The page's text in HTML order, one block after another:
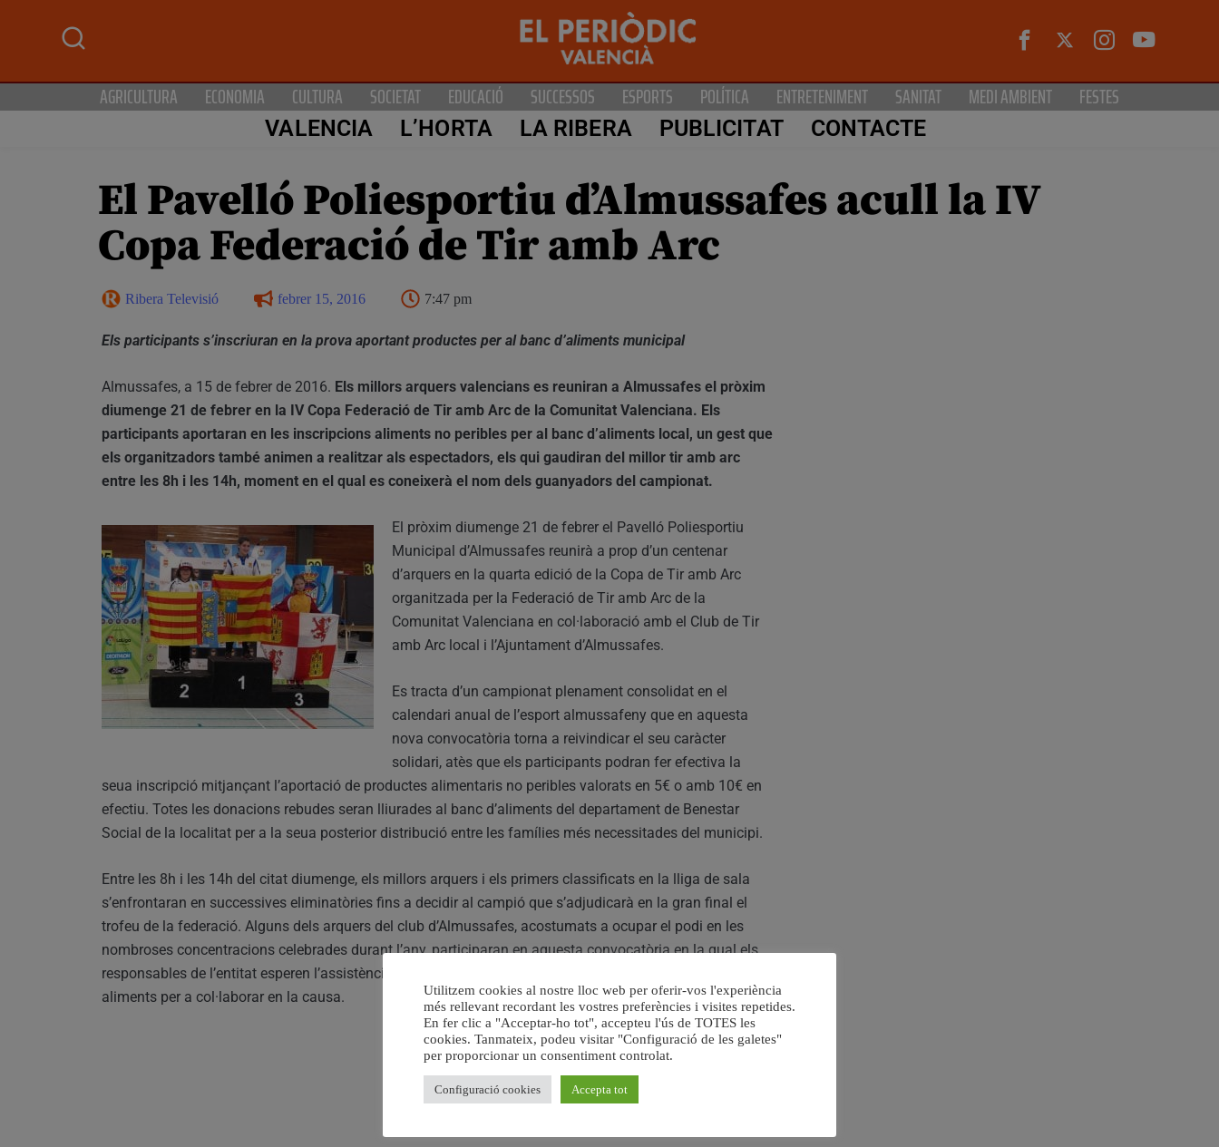
AGRICULTURA ECONOMIA CULTURA SOCIETAT EDUCACIÓ SUCCESSOS ESPORTS POLÍTICA ENTRETENIMENT SANITAT MEDI AMBIENT FESTES
VALENCIA L’HORTA LA RIBERA PUBLICITAT CONTACTE
El Pavelló Poliesportiu d’Almussafes acull la IV
Copa Federació de Tir amb Arc
Ribera Televisió febrer 15, 2016 7:47 pm
Els participants s’inscriuran en la prova aportant productes per al banc d’aliments municipal
Almussafes, a 15 de febrer de 2016. Els millors arquers valencians es reuniran a Almussafes el pròxim
diumenge 21 de febrer en la IV Copa Federació de Tir amb Arc de la Comunitat Valenciana. Els
participants aportaran en les inscripcions aliments no peribles per al banc d’aliments local, un gest que
els organitzadors també animen a realitzar als espectadors, els qui gaudiran del millor tir amb arc
entre les 8h i les 14h, moment en el qual es coneixerà el nom dels guanyadors del campionat.
El pròxim diumenge 21 de febrer el Pavelló Poliesportiu
Municipal d’Almussafes reunirà a prop d’un centenar
d’arquers en la quarta edició de la Copa de Tir amb Arc
organitzada per la Federació de Tir amb Arc de la
Comunitat Valenciana en col·laboració amb el Club de Tir
amb Arc local i l’Ajuntament d’Almussafes.
Es tracta d’un campionat plenament consolidat en el
calendari anual de l’esport almussafeny que en aquesta
nova convocatòria torna a reivindicar el seu caràcter
solidari, atès que els participants podran fer efectiva la
seua inscripció mitjançant l’aportació de productes alimentaris no peribles valorats en 5€ o amb 10€ en
efectiu. Totes les donacions rebudes seran lliurades al banc d’aliments del departament de Benestar
Social de la localitat per a la seua posterior distribució entre les famílies més necessitades del municipi.
Entre les 8h i les 14h del citat diumenge, els millors arquers i els primers classificats en la lliga de sala
s’enfrontaran en successives eliminatòries fins a decidir al campió que s’adjudicarà en la gran final el
trofeu de la federació. Alguns dels arquers del club d’Almussafes, acostumats a ocupar el podi en les
nombroses concentracions celebrades durant l’any, participaran en aquesta convocatòria en la qual els
responsables de l’entitat esperen l’assistència de tots els afeccionats per a animar-los i a acudir amb
aliments per a col·laborar en la causa.
Utilitzem cookies al nostre lloc web per oferir-vos l'experiència
més rellevant recordant les vostres preferències i visites repetides.
En fer clic a "Acceptar-ho tot", accepteu l'ús de TOTES les
cookies. Tanmateix, podeu visitar "Configuració de les galetes"
per proporcionar un consentiment controlat.
Configuració cookies Accepta tot